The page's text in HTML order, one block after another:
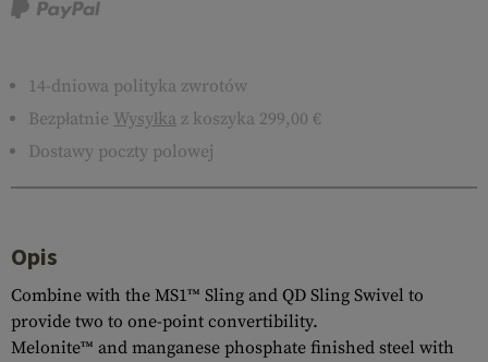
14-dniowa polityka zwrotów
Bezpłatnie Wysyłka z koszyka 299,00 €
Dostawy poczty polowej
Opis
Combine with the MS1™ Sling and QD Sling Swivel to
provide two to one-point convertibility.
Melonite™ and manganese phosphate finished steel with